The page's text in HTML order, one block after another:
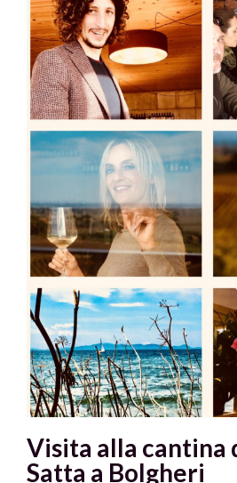
Visita alla cantina
Satta a Bolgheri